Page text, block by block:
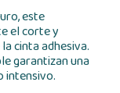
este
el corte y
cinta adhesiva.
garantizan una
intensivo.